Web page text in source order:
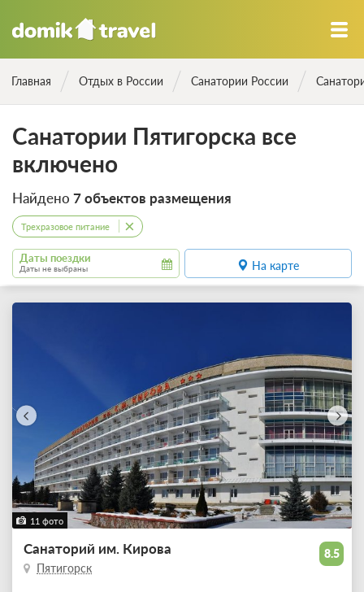
Главная Отдых в России Санатории России
Санатории Пятигорска все
включено
Найдено 7 объектов размещения
Трехразовое питание
Даты поездки
Даты не выбраны На карте
11 фото
8.5
Санаторий им. Кирова
Пятигорск